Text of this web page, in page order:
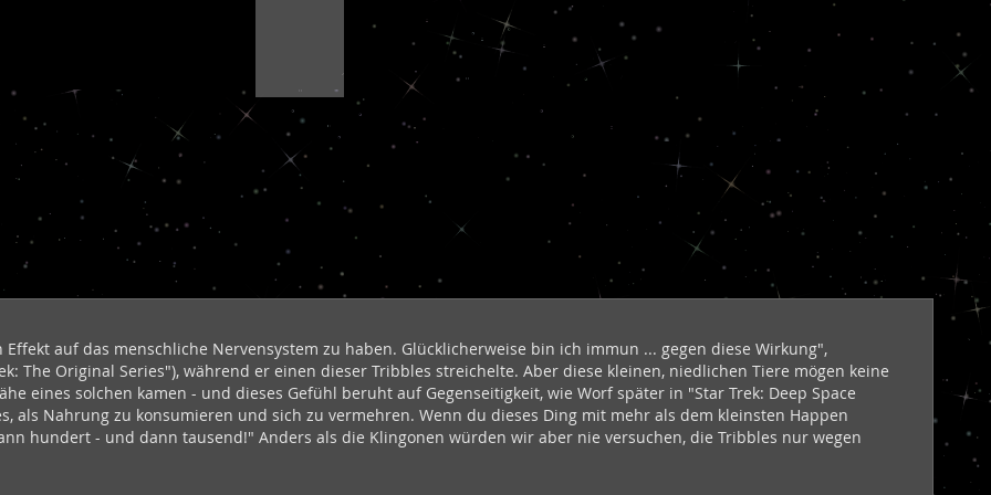
auf das menschliche Nervensystem zu haben. Glücklicherweise bin ich immun ... gegen diese Wirkung",
The Original Series"), während er einen dieser Tribbles streichelte. Aber diese kleinen, niedlichen Tiere mögen keine
eines solchen kamen - und dieses Gefühl beruht auf Gegenseitigkeit, wie Worf später in "Star Trek: Deep Space
als Nahrung zu konsumieren und sich zu vermehren. Wenn du dieses Ding mit mehr als dem kleinsten Happen
hundert - und dann tausend!" Anders als die Klingonen würden wir aber nie versuchen, die Tribbles nur wegen